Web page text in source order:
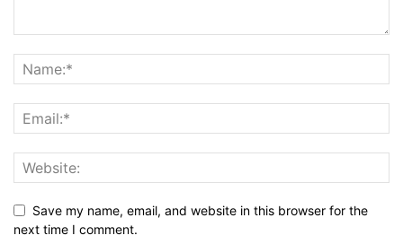
Save my name, email, and website in this browser for the
next time I comment.